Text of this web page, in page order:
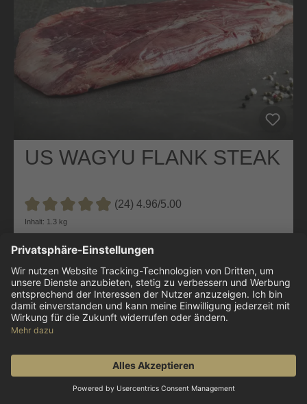
US WAGYU FLANK STEAK
Durchschnittliche Bewertung von 4.9 von 5 Sternen
(24) 4.96/5.00
Inhalt: 1.3 kg
herrliche Marmorierung (BMS 9+)
500 Tage Getreidefütterung
bekannt durch US-BBQ-Szene
129,99 €